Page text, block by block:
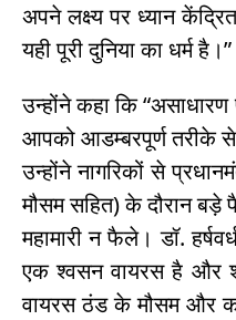
अपने लक्ष्य पर ध्यान
यही पूरी दुनिया का धर्म है।”
उन्होंने कहा कि “असाधारण
आपको आडम्बरपूर्ण तरीके से
उन्होंने नागरिकों से
मौसम सहित) के दौरान बड़े
महामारी न फैले। डॉ.
एक श्वसन वायरस है और
वायरस ठंड के मौसम और